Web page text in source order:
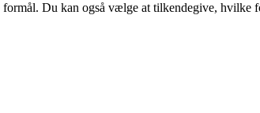
Du kan også vælge at tilkendegive,